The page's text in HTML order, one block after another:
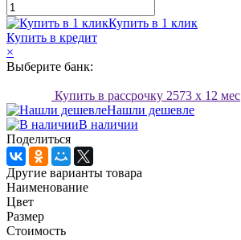
Купить в 1 клик
Купить в кредит
×
Выберите банк:
Купить в рассрочку 2573 x 12 мес
Нашли дешевле
В наличии
Поделиться
Другие варианты товара
Наименование
Цвет
Размер
Стоимость